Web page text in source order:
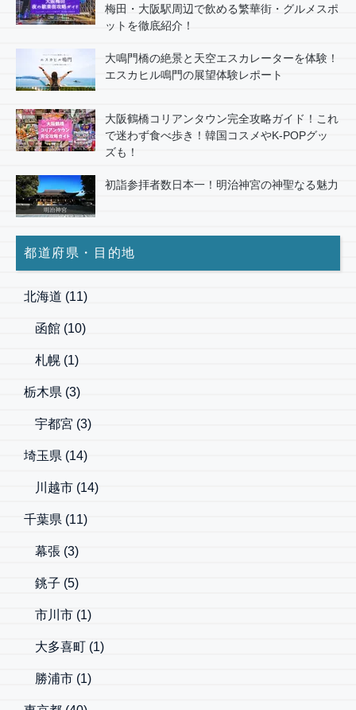
梅田・大阪駅周辺で飲める繁華街・グルメスポ
ットを徹底紹介！
大鳴門橋の絶景と天空エスカレーターを体験！
エスカヒル鳴門の展望体験レポート
大阪鶴橋コリアンタウン完全攻略ガイド！これ
で迷わず食べ歩き！韓国コスメやK-POPグッ
ズも！
初詣参拝者数日本一！明治神宮の神聖なる魅力
都道府県・目的地
北海道 (11)
函館 (10)
札幌 (1)
栃木県 (3)
宇都宮 (3)
埼玉県 (14)
川越市 (14)
千葉県 (11)
幕張 (3)
銚子 (5)
市川市 (1)
大多喜町 (1)
勝浦市 (1)